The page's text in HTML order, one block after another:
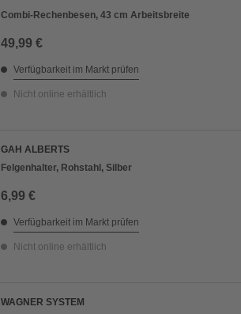
Combi-Rechenbesen, 43 cm Arbeitsbreite
49,99 €
Verfügbarkeit im Markt prüfen
Nicht online erhältlich
GAH ALBERTS
Felgenhalter, Rohstahl, Silber
6,99 €
Verfügbarkeit im Markt prüfen
Nicht online erhältlich
WAGNER SYSTEM